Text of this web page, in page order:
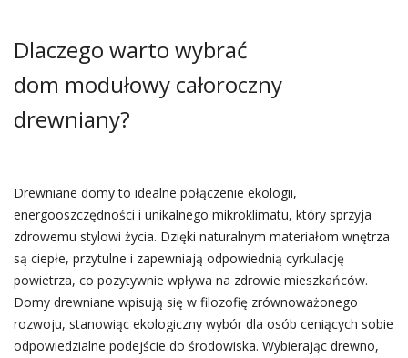
Dlaczego warto wybrać
dom modułowy całoroczny
drewniany?
Drewniane domy to idealne połączenie ekologii,
energooszczędności i unikalnego mikroklimatu, który sprzyja
zdrowemu stylowi życia. Dzięki naturalnym materiałom wnętrza
są ciepłe, przytulne i zapewniają odpowiednią cyrkulację
powietrza, co pozytywnie wpływa na zdrowie mieszkańców.
Domy drewniane wpisują się w filozofię zrównoważonego
rozwoju, stanowiąc ekologiczny wybór dla osób ceniących sobie
odpowiedzialne podejście do środowiska. Wybierając drewno,